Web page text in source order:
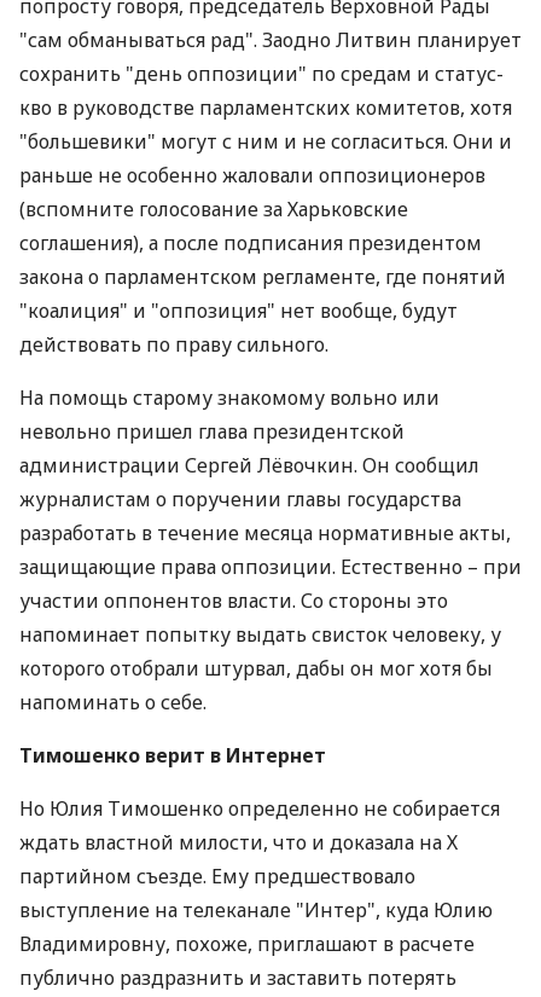
попросту говоря, председатель Верховной Рады
"сам обманываться рад". Заодно Литвин планирует
сохранить "день оппозиции" по средам и статус-
кво в руководстве парламентских комитетов, хотя
"большевики" могут с ним и не согласиться. Они и
раньше не особенно жаловали оппозиционеров
(вспомните голосование за Харьковские
соглашения), а после подписания президентом
закона о парламентском регламенте, где понятий
"коалиция" и "оппозиция" нет вообще, будут
действовать по праву сильного.
На помощь старому знакомому вольно или
невольно пришел глава президентской
администрации Сергей Лёвочкин. Он сообщил
журналистам о поручении главы государства
разработать в течение месяца нормативные акты,
защищающие права оппозиции. Естественно – при
участии оппонентов власти. Со стороны это
напоминает попытку выдать свисток человеку, у
которого отобрали штурвал, дабы он мог хотя бы
напоминать о себе.
Тимошенко верит в Интернет
Но Юлия Тимошенко определенно не собирается
ждать властной милости, что и доказала на Х
партийном съезде. Ему предшествовало
выступление на телеканале "Интер", куда Юлию
Владимировну, похоже, приглашают в расчете
публично раздразнить и заставить потерять